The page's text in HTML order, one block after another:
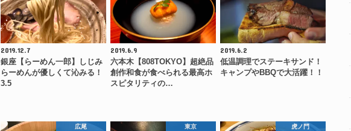
2019.12.7
銀座【らーめん一郎】しじみ
らーめんが優しくて沁みる！
3.5
2019.6.9
六本木【808TOKYO】超絶品
創作和食が食べられる最高ホ
スピタリティの…
2019.6.2
低温調理でステーキサンド！
キャンプやBBQで大活躍！！
広尾 東京 虎ノ門